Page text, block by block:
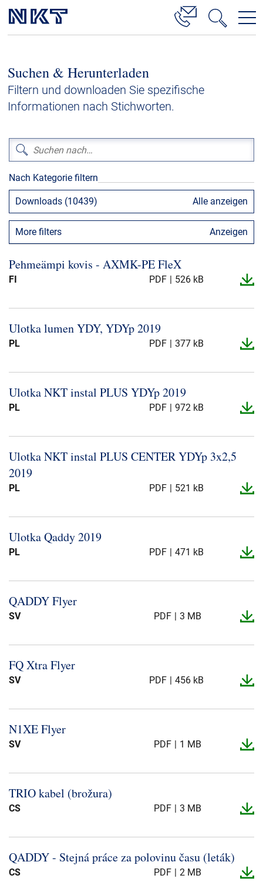
Hochspannung
Kabelservice
Niederspannung
Kabelgarnituren
Referenzen
Downloads
Presse & Events
Über uns
Geschäftsführung
Unsere Geschichte
Produktion
Europacable
Einkauf
Nachhaltigkeit
Suchen & Herunterladen
Filtern und downloaden Sie spezifische
Informationen nach Stichworten.
Nach Kategorie filtern
Downloads (10439) Alle anzeigen
More filters Anzeigen
Pehmeämpi kovis -​ AXMK-​PE FleX
FI PDF 526 kB
Ulotka lumen YDY, YDYp 2019
PL PDF 377 kB
Ulotka NKT instal PLUS YDYp 2019
PL PDF 972 kB
Ulotka NKT instal PLUS CENTER YDYp 3x2,5
2019
PL PDF 521 kB
Ulotka Qaddy 2019
PL PDF 471 kB
QADDY Flyer
SV PDF 3 MB
FQ Xtra Flyer
SV PDF 456 kB
N1XE Flyer
SV PDF 1 MB
TRIO kabel (brožura)
CS PDF 3 MB
QADDY -​ Stejná práce za polovinu času (leták)
CS PDF 2 MB